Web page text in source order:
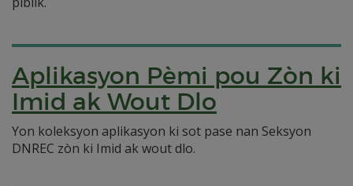
Aplikasyon Pèmi pou Zòn ki
Imid ak Wout Dlo
Yon koleksyon aplikasyon ki sot pase nan Seksyon
DNREC zòn ki Imid ak wout dlo.